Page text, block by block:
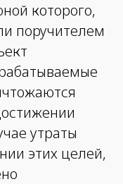
которого,
поручителем
утраты
этих целей,